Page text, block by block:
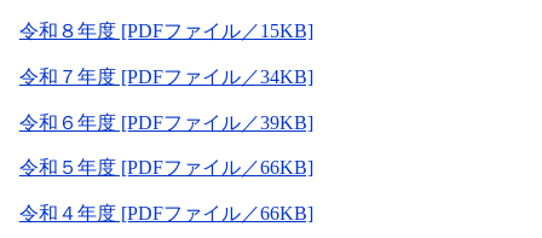
令和８年度 [PDFファイル／15KB]
令和７年度 [PDFファイル／34KB]
令和６年度 [PDFファイル／39KB]
令和５年度 [PDFファイル／66KB]
令和４年度 [PDFファイル／66KB]